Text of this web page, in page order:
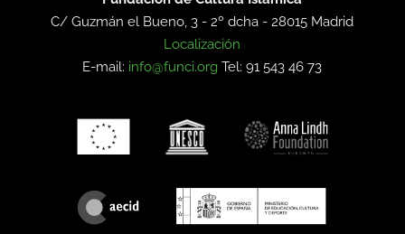
C/ Guzmán el Bueno, 3 - 2º dcha -28015 Madrid
Localización
E-mail: info@funci.org Tel: 91 543 46 73